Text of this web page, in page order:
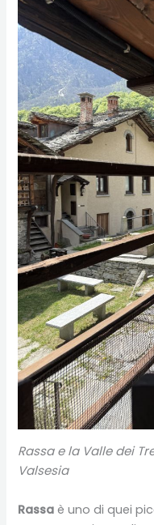
Rassa e la Valle dei
Valsesia
Rassa è uno di quei